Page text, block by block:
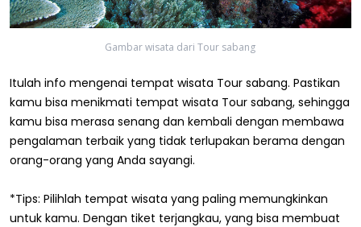
Gambar wisata dari Tour sabang
Itulah info mengenai tempat wisata Tour sabang. Pastikan
kamu bisa menikmati tempat wisata Tour sabang, sehingga
kamu bisa merasa senang dan kembali dengan membawa
pengalaman terbaik yang tidak terlupakan berama dengan
orang-orang yang Anda sayangi.
*Tips: Pilihlah tempat wisata yang paling memungkinkan
untuk kamu. Dengan tiket terjangkau, yang bisa membuat